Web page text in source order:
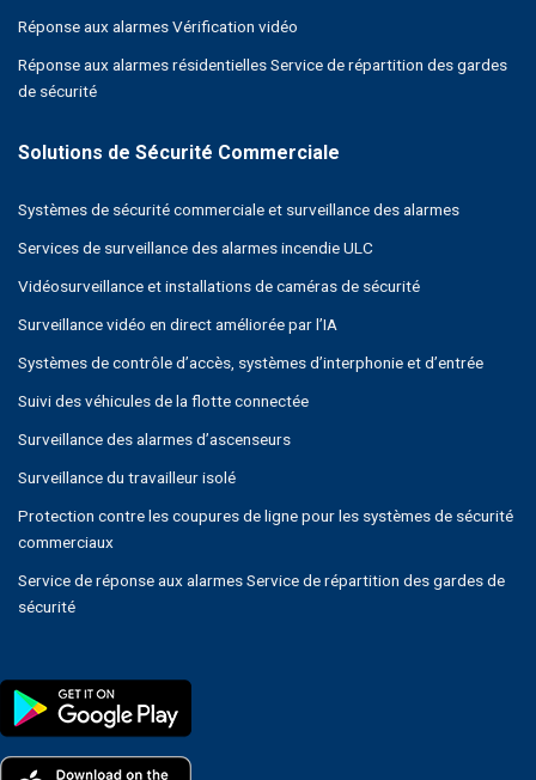
Réponse aux alarmes Vérification vidéo
Réponse aux alarmes résidentielles Service de répartition des gardes
de sécurité
Systèmes de sécurité commerciale et surveillance des alarmes
Services de surveillance des alarmes incendie ULC
Vidéosurveillance et installations de caméras de sécurité
Surveillance vidéo en direct améliorée par l’IA
Systèmes de contrôle d’accès, systèmes d’interphonie et d’entrée
Suivi des véhicules de la flotte connectée
Surveillance des alarmes d’ascenseurs
Surveillance du travailleur isolé
Protection contre les coupures de ligne pour les systèmes de sécurité
commerciaux
Service de réponse aux alarmes Service de répartition des gardes de
sécurité